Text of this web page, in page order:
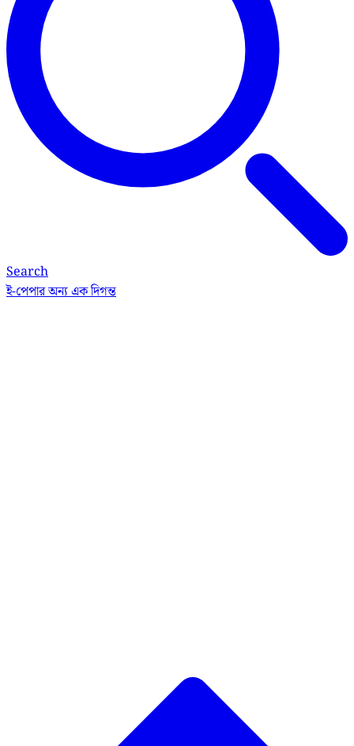
Search
ই-পেপারঅন্য এক দিগন্ত